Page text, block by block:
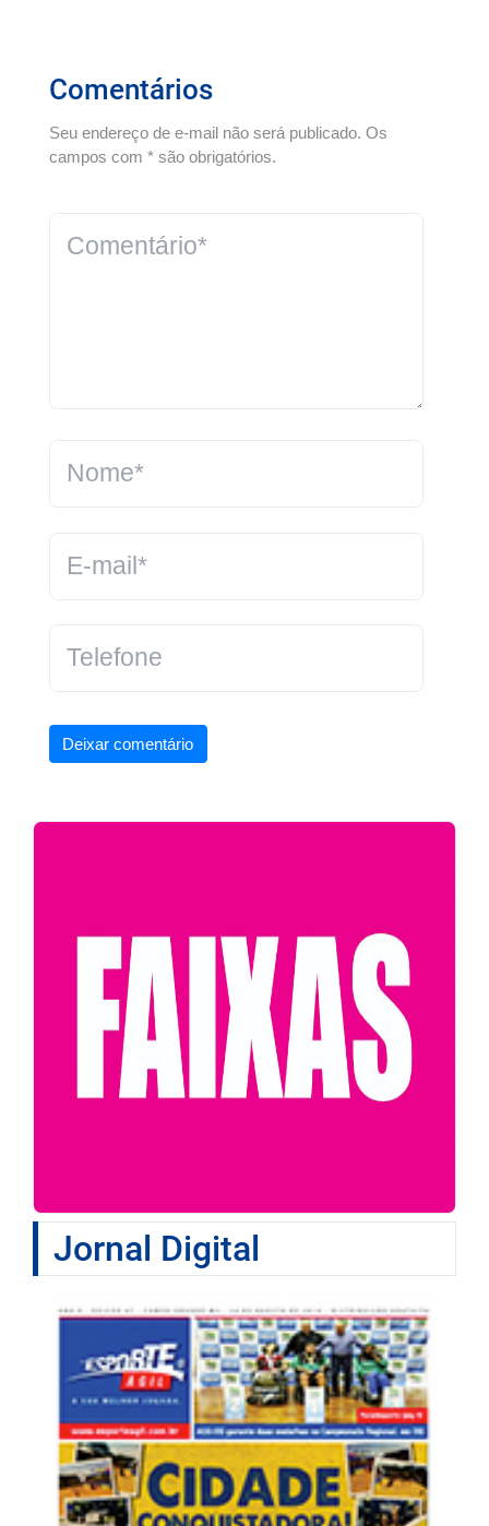
Comentários
Seu endereço de e-mail não será publicado. Os
campos com * são obrigatórios.
Deixar comentário
Jornal Digital